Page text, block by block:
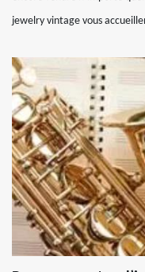
jewelry vintage vous